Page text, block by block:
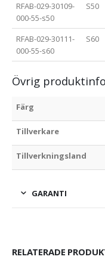
RFAB-029-30109-
000-55-s50
S50
RFAB-029-30111-
000-55-s60
S60
Övrig
Färg
Tillverkare
Tillverkningsland
GARANTI
RELATERADE